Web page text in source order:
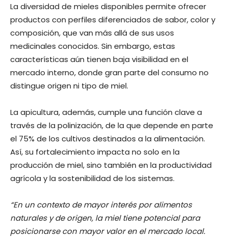
La diversidad de mieles disponibles permite ofrecer
productos con perfiles diferenciados de sabor, color y
composición, que van más allá de sus usos
medicinales conocidos. Sin embargo, estas
características aún tienen baja visibilidad en el
mercado interno, donde gran parte del consumo no
distingue origen ni tipo de miel.
La apicultura, además, cumple una función clave a
través de la polinización, de la que depende en parte
el 75% de los cultivos destinados a la alimentación.
Así, su fortalecimiento impacta no solo en la
producción de miel, sino también en la productividad
agrícola y la sostenibilidad de los sistemas.
“En un contexto de mayor interés por alimentos
naturales y de origen, la miel tiene potencial para
posicionarse con mayor valor en el mercado local.